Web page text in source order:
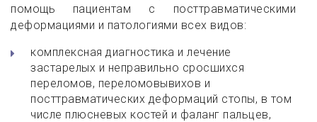
помощь пациентам с посттравматическими
деформациями и патологиями всех видов:
комплексная диагностика и лечение
застарелых и неправильно сросшихся
переломов, переломовывихов и
посттравматических деформаций стопы, в том
числе плюсневых костей и фаланг пальцев,